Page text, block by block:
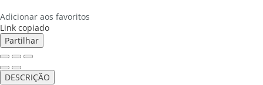
Adicionar aos favoritos
Link copiado
Partilhar
DESCRIÇÃO